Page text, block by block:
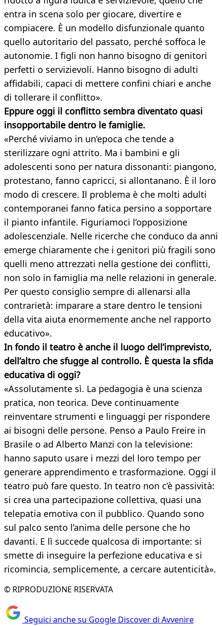
entra in scena solo per giocare, divertire e
compiacere. È un modello disfunzionale quanto
quello autoritario del passato, perché soffoca le
autonomie. I figli non hanno bisogno di genitori
perfetti o servizievoli. Hanno bisogno di adulti
affidabili, capaci di mettere confini chiari e anche
di tollerare il conflitto».
Eppure oggi il conflitto sembra diventato quasi
insopportabile dentro le famiglie.
«Perché viviamo in un’epoca che tende a
sterilizzare ogni attrito. Ma i bambini e gli
adolescenti sono per natura dissonanti: piangono,
protestano, fanno capricci, si allontanano. È il loro
modo di crescere. Il problema è che molti adulti
contemporanei fanno fatica persino a sopportare
il pianto infantile. Figuriamoci l’opposizione
adolescenziale. Nelle ricerche che conduco da anni
emerge chiaramente che i genitori più fragili sono
quelli meno attrezzati nella gestione dei conflitti,
non solo in famiglia ma nelle relazioni in generale.
Per questo consiglio sempre di allenarsi alla
contrarietà: imparare a stare dentro le tensioni
della vita aiuta enormemente anche nel rapporto
educativo».
In fondo il teatro è anche il luogo dell’imprevisto,
dell’altro che sfugge al controllo. È questa la sfida
educativa di oggi?
«Assolutamente sì. La pedagogia è una scienza
pratica, non teorica. Deve continuamente
reinventare strumenti e linguaggi per rispondere
ai bisogni delle persone. Penso a Paulo Freire in
Brasile o ad Alberto Manzi con la televisione:
hanno saputo usare i mezzi del loro tempo per
generare apprendimento e trasformazione. Oggi il
teatro può fare questo. In teatro non c’è passività:
si crea una partecipazione collettiva, quasi una
telepatia emotiva con il pubblico. Quando sono
sul palco sento l’anima delle persone che ho
davanti. E lì succede qualcosa di importante: si
smette di inseguire la perfezione educativa e si
ricomincia, semplicemente, a cercare autenticità».
© RIPRODUZIONE RISERVATA
Seguici anche su Google Discover di Avvenire